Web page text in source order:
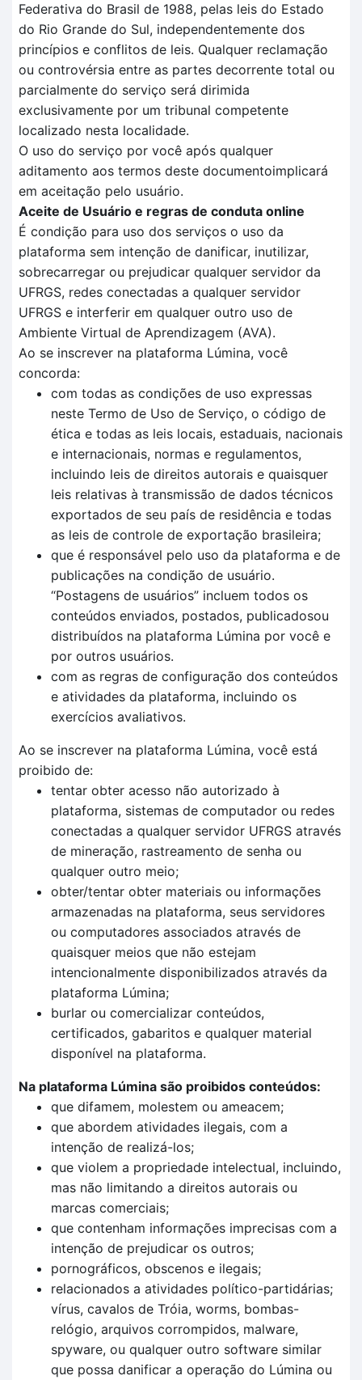
Federativa do Brasil de 1988, pelas leis do Estado
do Rio Grande do Sul, independentemente dos
princípios e conflitos de leis. Qualquer reclamação
ou controvérsia entre as partes decorrente total ou
parcialmente do serviço será dirimida
exclusivamente por um tribunal competente
localizado nesta localidade.
O uso do serviço por você após qualquer
aditamento aos termos deste documentoimplicará
em aceitação pelo usuário.
Aceite de Usuário e regras de conduta online
É condição para uso dos serviços o uso da
plataforma sem intenção de danificar, inutilizar,
sobrecarregar ou prejudicar qualquer servidor da
UFRGS, redes conectadas a qualquer servidor
UFRGS e interferir em qualquer outro uso de
Ambiente Virtual de Aprendizagem (AVA).
Ao se inscrever na plataforma Lúmina, você
concorda:
com todas as condições de uso expressas
neste Termo de Uso de Serviço, o código de
ética e todas as leis locais, estaduais, nacionais
e internacionais, normas e regulamentos,
incluindo leis de direitos autorais e quaisquer
leis relativas à transmissão de dados técnicos
exportados de seu país de residência e todas
as leis de controle de exportação brasileira;
que é responsável pelo uso da plataforma e de
publicações na condição de usuário.
“Postagens de usuários” incluem todos os
conteúdos enviados, postados, publicadosou
distribuídos na plataforma Lúmina por você e
por outros usuários.
com as regras de configuração dos conteúdos
e atividades da plataforma, incluindo os
exercícios avaliativos.
Ao se inscrever na plataforma Lúmina, você está
proibido de:
tentar obter acesso não autorizado à
plataforma, sistemas de computador ou redes
conectadas a qualquer servidor UFRGS através
de mineração, rastreamento de senha ou
qualquer outro meio;
obter/tentar obter materiais ou informações
armazenadas na plataforma, seus servidores
ou computadores associados através de
quaisquer meios que não estejam
intencionalmente disponibilizados através da
plataforma Lúmina;
burlar ou comercializar conteúdos,
certificados, gabaritos e qualquer material
disponível na plataforma.
Na plataforma Lúmina são proibidos conteúdos:
que difamem, molestem ou ameacem;
que abordem atividades ilegais, com a
intenção de realizá-los;
que violem a propriedade intelectual, incluindo,
mas não limitando a direitos autorais ou
marcas comerciais;
que contenham informações imprecisas com a
intenção de prejudicar os outros;
pornográficos, obscenos e ilegais;
relacionados a atividades político-partidárias;
vírus, cavalos de Tróia, worms, bombas-
relógio, arquivos corrompidos, malware,
spyware, ou qualquer outro software similar
que possa danificar a operação do Lúmina ou